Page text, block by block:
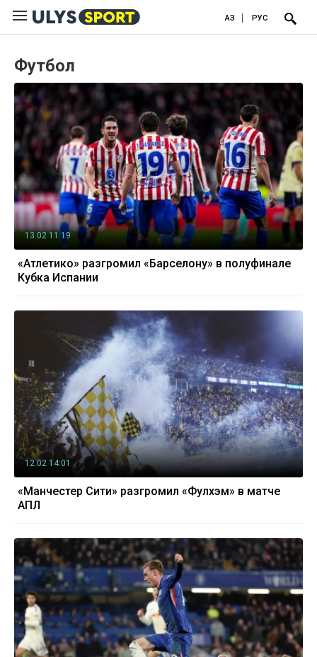
ҚАЗ РУС
Футбол
13.02 11:19
«Атлетико» разгромил «Барселону» в полуфинале
Кубка Испании
12.02 14:01
«Манчестер Сити» разгромил «Фулхэм» в матче
АПЛ